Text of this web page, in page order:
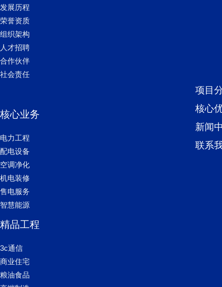
发展历程
荣誉资质
组织架构
人才招聘
合作伙伴
社会责任
核心业务
电力工程
配电设备
空调净化
机电装修
售电服务
智慧能源
精品工程
3c通信
商业住宅
粮油食品
项目
核心
新闻
联系